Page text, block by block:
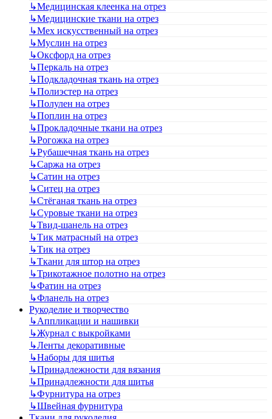
↳Медицинская клеенка на отрез
↳Медицинские ткани на отрез
↳Мех искусственный на отрез
↳Муслин на отрез
↳Оксфорд на отрез
↳Перкаль на отрез
↳Подкладочная ткань на отрез
↳Полиэстер на отрез
↳Полулен на отрез
↳Поплин на отрез
↳Прокладочные ткани на отрез
↳Рогожка на отрез
↳Рубашечная ткань на отрез
↳Саржа на отрез
↳Сатин на отрез
↳Ситец на отрез
↳Стёганая ткань на отрез
↳Суровые ткани на отрез
↳Твид-шанель на отрез
↳Тик матрасный на отрез
↳Тик на отрез
↳Ткани для штор на отрез
↳Трикотажное полотно на отрез
↳Фатин на отрез
↳Фланель на отрез
Рукоделие и творчество
↳Аппликации и нашивки
↳Журнал с выкройками
↳Ленты декоративные
↳Наборы для шитья
↳Принадлежности для вязания
↳Принадлежности для шитья
↳Фурнитура на отрез
↳Швейная фурнитура